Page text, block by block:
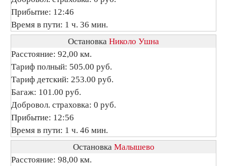
Прибытие: 12:46
Время в пути: 1 ч. 36 мин.
Остановка Николо Ушна
Расстояние: 92,00 км.
Тариф полный: 505.00 руб.
Тариф детский: 253.00 руб.
Багаж: 101.00 руб.
Добровол. страховка: 0 руб.
Прибытие: 12:56
Время в пути: 1 ч. 46 мин.
Остановка Малышево
Расстояние: 98,00 км.